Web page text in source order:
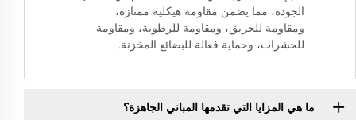
الجودة، مما يضمن مقاومة هيكلية ممتازة،
ومقاومة للحريق، ومقاومة للرطوبة، ومقاومة
للحشرات، وحماية فعالة للبضائع المخزنة.
ما هي المزايا التي تقدمها المباني الجاهزة؟